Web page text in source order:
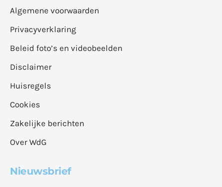
Algemene voorwaarden
Privacyverklaring
Beleid foto’s en videobeelden
Disclaimer
Huisregels
Cookies
Zakelijke berichten
Over WdG
Nieuwsbrief